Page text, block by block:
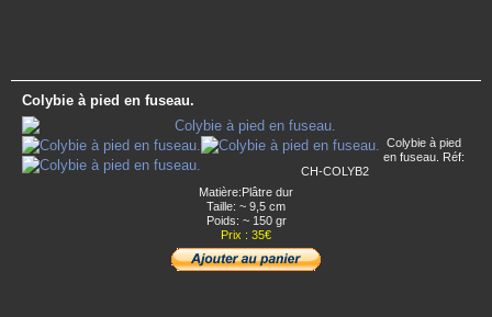
Colybie à pied en fuseau.
Colybie à pied
en fuseau. Réf:
CH-COLYB2
Matière:Plâtre dur
Taille: ~ 9,5 cm
Poids: ~ 150 gr
Prix : 35€